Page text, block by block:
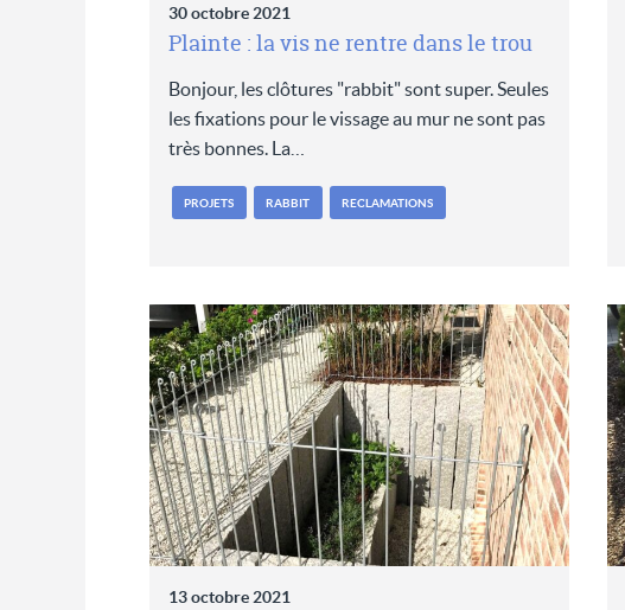
30 octobre 2021
Plainte : la vis ne rentre dans le trou
Bonjour, les clôtures "rabbit" sont super. Seules
les fixations pour le vissage au mur ne sont pas
très bonnes. La…
PROJETS RABBIT RECLAMATIONS
13 octobre 2021